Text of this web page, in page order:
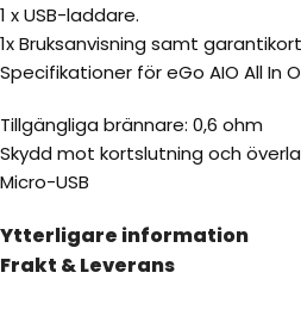
1 x USB-laddare.
1x Bruksanvisning samt
Specifikationer för eGo AIO All In
Tillgängliga brännare: 0,6 ohm
Skydd mot kortslutning och
Micro-USB
Ytterligare information
Frakt & Leverans